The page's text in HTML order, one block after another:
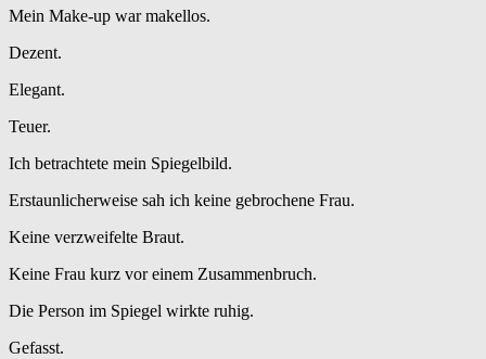
Mein Make-up war makellos.
Dezent.
Elegant.
Teuer.
Ich betrachtete mein Spiegelbild.
Erstaunlicherweise sah ich keine gebrochene Frau.
Keine verzweifelte Braut.
Keine Frau kurz vor einem Zusammenbruch.
Die Person im Spiegel wirkte ruhig.
Gefasst.